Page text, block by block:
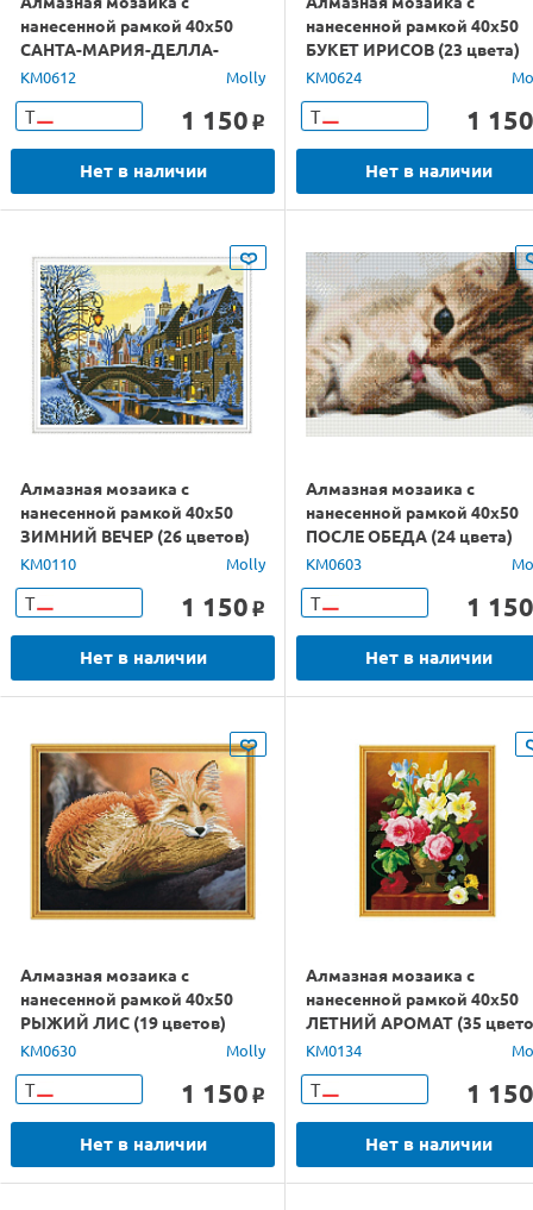
нанесенной рамкой 40х50
САНТА-МАРИЯ-ДЕЛЛА-
САЛЮТЕ (22 цвета)
KM0612 Molly
Т 1 150 o
Нет в наличии
нанесенной рамкой 40х50
БУКЕТ ИРИСОВ (23 цвета)
KM0624
Т 1 150
Нет в наличии
Алмазная мозаика с
нанесенной рамкой 40х50
ЗИМНИЙ ВЕЧЕР (26 цветов)
KM0110 Molly
Т 1 150 o
Нет в наличии
Алмазная мозаика с
нанесенной рамкой 40х50
ПОСЛЕ ОБЕДА (24 цвета)
KM0603
Т 1 150
Нет в наличии
Алмазная мозаика с
нанесенной рамкой 40х50
РЫЖИЙ ЛИС (19 цветов)
KM0630 Molly
Т 1 150 o
Нет в наличии
Алмазная мозаика с
нанесенной рамкой 40х50
ЛЕТНИЙ АРОМАТ (35
KM0134
Т 1 150
Нет в наличии